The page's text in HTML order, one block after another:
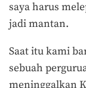
saya harus
jadi mantan.
Saat itu kami
sebuah
meninggalkan